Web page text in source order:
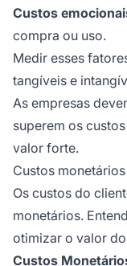
Custos
compra ou uso.
Medir esses
tangíveis e
As empresas
superem os
valor forte.
Custos
Os custos do
monetários.
otimizar o valor
Custos